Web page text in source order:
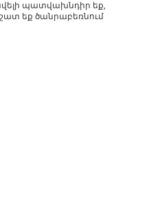
պատվախնդիր եք,
եք ծանրաբեռնում